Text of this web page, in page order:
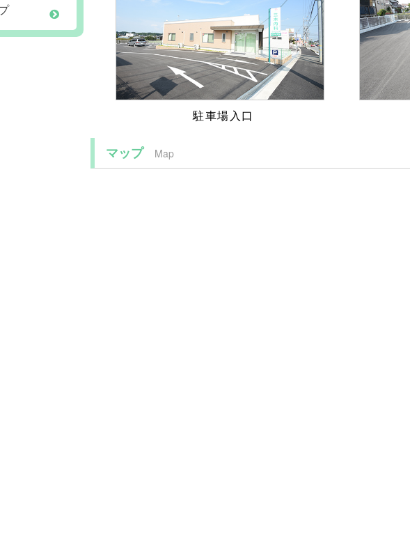
駐車場入口
マップ Map